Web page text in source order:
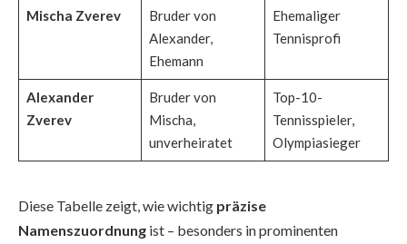
Mischa Zverev
Bruder von
Alexander,
Ehemann
Ehemaliger
Tennisprofi
Alexander
Zverev
Bruder von
Mischa,
unverheiratet
Top-10-
Tennisspieler,
Olympiasieger
Diese Tabelle zeigt, wie wichtig präzise
Namenszuordnung ist – besonders in prominenten